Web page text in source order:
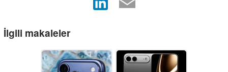
İlgili makaleler